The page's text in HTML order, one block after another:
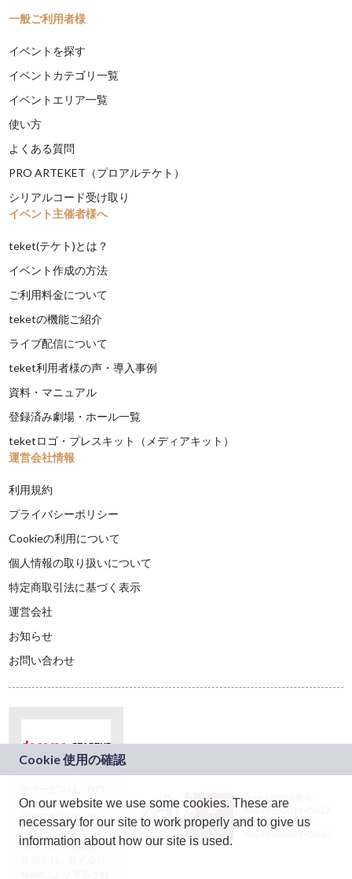
一般ご利用者様
イベントを探す
イベントカテゴリ一覧
イベントエリア一覧
使い方
よくある質問
PRO ARTEKET（プロアルテケト）
シリアルコード受け取り
イベント主催者様へ
teket(テケト)とは？
イベント作成の方法
ご利用料金について
teketの機能ご紹介
ライブ配信について
teket利用者様の声・導入事例
資料・マニュアル
登録済み劇場・ホール一覧
teketロゴ・プレスキット（メディアキット）
運営会社情報
利用規約
プライバシーポリシー
Cookieの利用について
個人情報の取り扱いについて
特定商取引法に基づく表示
運営会社
お知らせ
お問い合わせ
ドコモグループの新
規事業創出プログラ
ム「docomo
STARTUP」を通じて
JASRAC許諾番号：
9024936001Y45037
JASRAC許諾番号：
On our website we use some cookies. These are
necessary for our site to work properly and to give us
information about how our site is used.